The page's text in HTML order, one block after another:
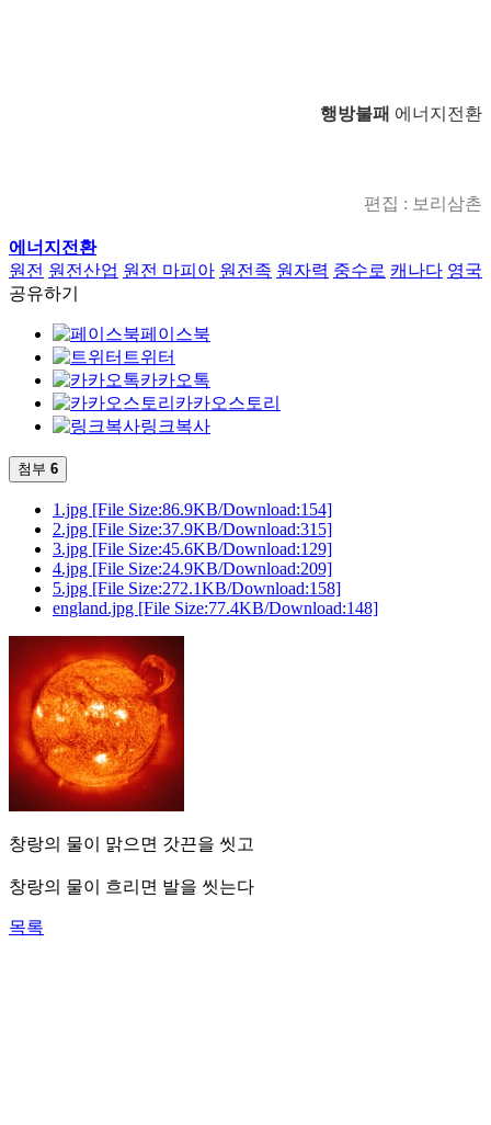
행방불패 에너지전환
편집 : 보리삼촌
에너지전환
원전 원전산업 원전 마피아 원전족 원자력 중수로 캐나다 영국
공유하기
페이스북
트위터
카카오톡
카카오스토리
링크복사
첨부 6
1.jpg [File Size:86.9KB/Download:154]
2.jpg [File Size:37.9KB/Download:315]
3.jpg [File Size:45.6KB/Download:129]
4.jpg [File Size:24.9KB/Download:209]
5.jpg [File Size:272.1KB/Download:158]
england.jpg [File Size:77.4KB/Download:148]
창랑의 물이 맑으면 갓끈을 씻고
창랑의 물이 흐리면 발을 씻는다
목록